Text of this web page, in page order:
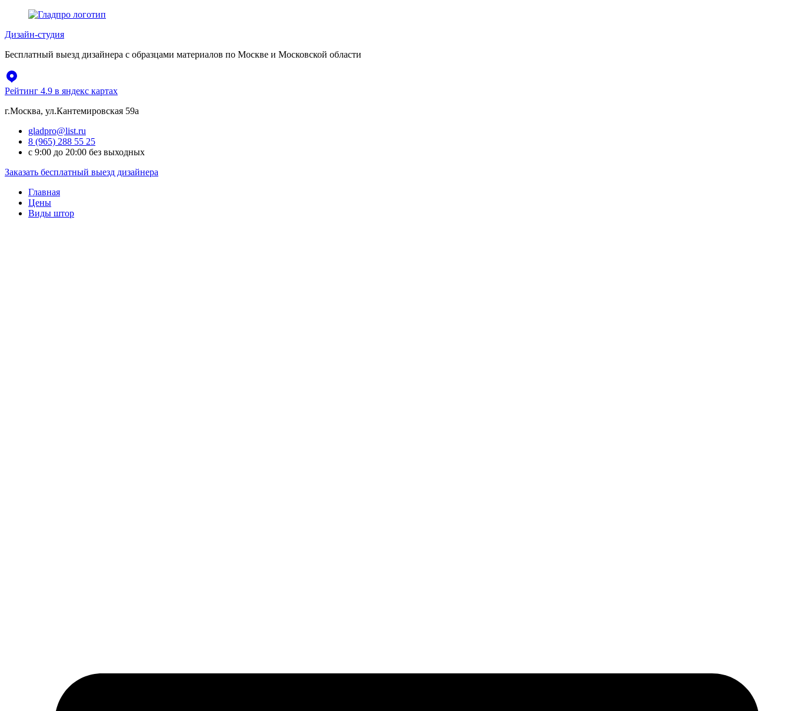
Перейти
содержимому
Дизайн-студия
Бесплатный выезд дизайнера с образцами материалов по Москве и Московской области
Рейтинг 4.9 в яндекс картах
г.Москва, ул.Кантемировская 59а
gladpro@list.ru
8 (965) 288 55 25
с 9:00 до 20:00 без выходных
Заказать бесплатный выезд дизайнера
Главная
Цены
Виды штор